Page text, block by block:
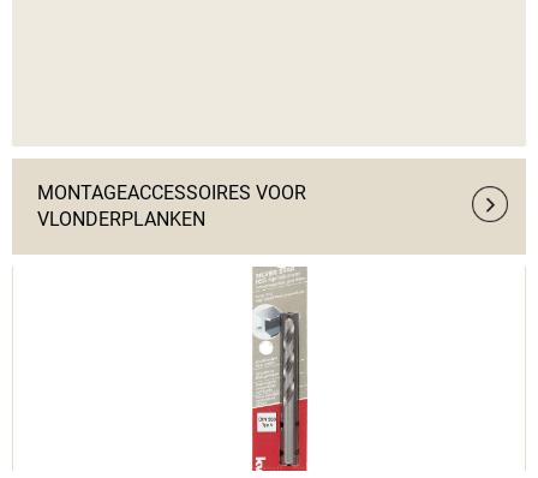
MONTAGEACCESSOIRES VOOR
VLONDERPLANKEN